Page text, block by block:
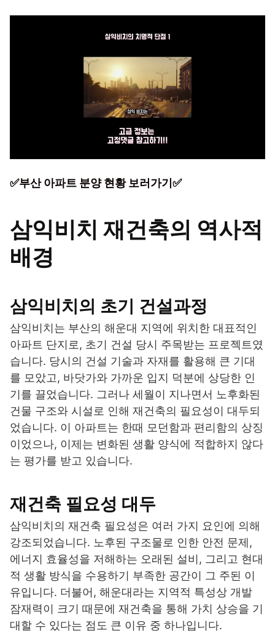
✅부산 아파트 분양 현황 보러가기✅
삼익비치 재건축의 역사적
배경
삼익비치의 초기 건설과정
삼익비치는 부산의 해운대 지역에 위치한 대표적인
아파트 단지로, 초기 건설 당시 주목받는 프로젝트였
습니다. 당시의 건설 기술과 자재를 활용해 큰 기대
를 모았고, 바닷가와 가까운 입지 덕분에 상당한 인
기를 끌었습니다. 그러나 세월이 지나면서 노후화된
건물 구조와 시설로 인해 재건축의 필요성이 대두되
었습니다. 이 아파트는 한때 모던함과 편리함의 상징
이었으나, 이제는 변화된 생활 양식에 적합하지 않다
는 평가를 받고 있습니다.
재건축 필요성 대두
삼익비치의 재건축 필요성은 여러 가지 요인에 의해
강조되었습니다. 노후된 구조물로 인한 안전 문제,
에너지 효율성을 저해하는 오래된 설비, 그리고 현대
적 생활 방식을 수용하기 부족한 공간이 그 주된 이
유입니다. 더불어, 해운대라는 지역적 특성상 개발
잠재력이 크기 때문에 재건축을 통해 가치 상승을 기
대할 수 있다는 점도 큰 이유 중 하나입니다.